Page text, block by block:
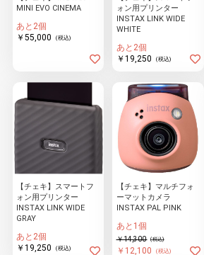
MINI EVO CINEMA
あと2個
￥55,000
(税込)
ォン用プリンター
INSTAX LINK WIDE
WHITE
あと2個
￥19,250
(税込)
【チェキ】スマートフ
ォン用プリンター
INSTAX LINK WIDE
GRAY
あと2個
￥19,250
(税込)
【チェキ】マルチフォ
ーマットカメラ
INSTAX PAL PINK
あと1個
￥14,300 (税込)
￥12,100 (税込)